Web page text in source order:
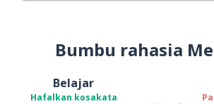
Bumbu rahasia
Belajar
Hafalkan kosakata